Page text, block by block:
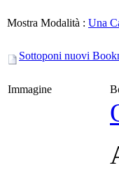
Mostra Modalità : Una
Sottoponi nuovi
Immagine